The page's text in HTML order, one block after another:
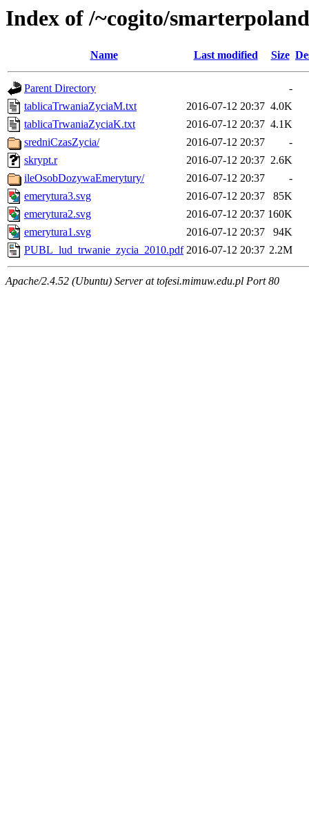
Index of /~cogito/
Name Last modified Size
Parent Directory
-
tablicaTrwaniaZyciaM.txt
2016-07-12 20:37 4.0K
tablicaTrwaniaZyciaK.txt
2016-07-12 20:37 4.1K
sredniCzasZycia/
2016-07-12 20:37
-
skrypt.r
2016-07-12 20:37 2.6K
ileOsobDozywaEmerytury/
2016-07-12 20:37
-
emerytura3.svg
2016-07-12 20:37
85K
emerytura2.svg
2016-07-12 20:37 160K
emerytura1.svg
2016-07-12 20:37
94K
PUBL_lud_trwanie_zycia_2010.pdf 2016-07-12 20:37 2.2M
Apache/2.4.52 (Ubuntu) Server at tofesi.mimuw.edu.pl Port 80